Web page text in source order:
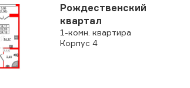
Рождественский
квартал
1-комн. квартира
Корпус 4